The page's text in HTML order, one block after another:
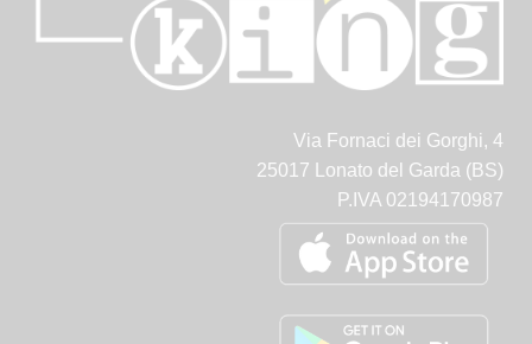
Via Fornaci dei Gorghi, 4
25017 Lonato del Garda (BS)
P.IVA 02194170987